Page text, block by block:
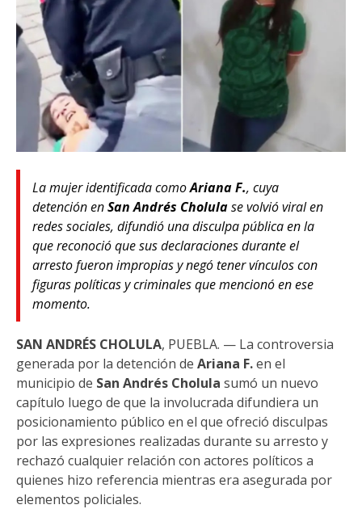
La mujer identificada comoAriana F., cuya
detención enSan Andrés Cholulase volvió viral en
redes sociales, difundió una disculpa pública en la
que reconoció que sus declaraciones durante el
arresto fueron impropias y negó tener vínculos con
figuras políticas y criminales que mencionó en ese
momento.
SAN ANDRÉS CHOLULA, PUEBLA. — La controversia
generada por la detención de Ariana F.en el
municipio de San Andrés Cholula sumó un nuevo
capítulo luego de que la involucrada difundiera un
posicionamiento público en el que ofreció disculpas
por las expresiones realizadas durante su arresto y
rechazó cualquier relación con actores políticos a
quienes hizo referencia mientras era asegurada por
elementos policiales.